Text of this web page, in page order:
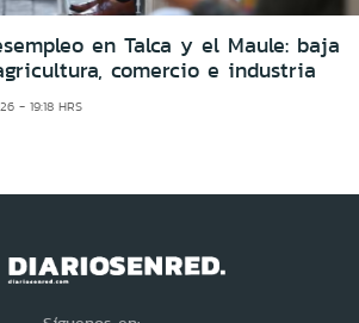
en Talca y el Maule: baja
comercio e industria
- 19:18 HRS